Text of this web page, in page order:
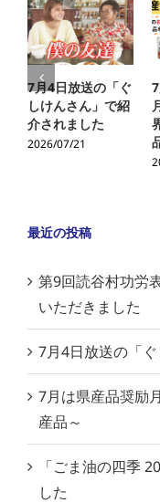
7月4日放送の「ぐ
しけんさん」で紹
介されました
2026/07/21
最近の投稿
第9回読谷村功労
いただきました
7月4日放送の「
7月は県産品奨励
産品～
「ごま油の四季
した